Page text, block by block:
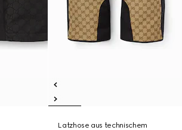
Latzhose aus technischem